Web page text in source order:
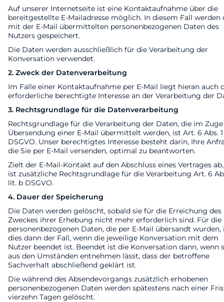
Auf unserer Internetseite ist eine Kontaktaufnahme über die
bereitgestellte E-Mailadresse möglich. In diesem Fall werden
mit der E-Mail übermittelten personenbezogenen Daten des
Nutzers gespeichert.
Die Daten werden ausschließlich für die Verarbeitung der
Konversation verwendet.
2. Zweck der Datenverarbeitung
Im Falle einer Kontaktaufnahme per E-Mail liegt hieran auch
erforderliche berechtigte Interesse an der Verarbeitung der
3. Rechtsgrundlage für die Datenverarbeitung
Rechtsgrundlage für die Verarbeitung der Daten, die im
Übersendung einer E-Mail übermittelt werden, ist Art. 6 Abs.
DSGVO. Unser berechtigtes Interesse besteht darin, Ihre
die Sie per E-Mail versenden, optimal zu beantworten.
Zielt der E-Mail-Kontakt auf den Abschluss eines Vertrages
ist zusätzliche Rechtsgrundlage für die Verarbeitung Art. 6
lit. b DSGVO.
4. Dauer der Speicherung
Die Daten werden gelöscht, sobald sie für die Erreichung des
Zweckes ihrer Erhebung nicht mehr erforderlich sind. Für die
personenbezogenen Daten, die per E-Mail übersandt wurden,
dies dann der Fall, wenn die jeweilige Konversation mit dem
Nutzer beendet ist. Beendet ist die Konversation dann, wenn
aus den Umständen entnehmen lässt, dass der betroffene
Sachverhalt abschließend geklärt ist.
Die während des Absendevorgangs zusätzlich erhobenen
personenbezogenen Daten werden spätestens nach einer
vierzehn Tagen gelöscht.